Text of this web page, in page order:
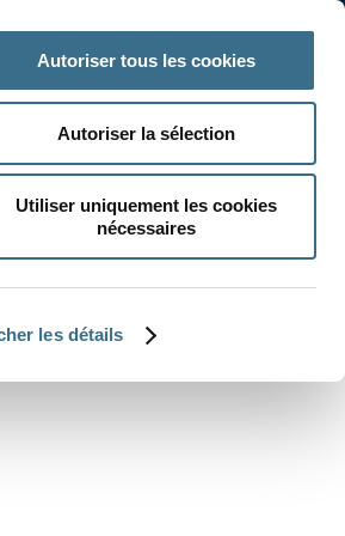
les détails
Autoriser tous les cookies
Autoriser la sélection
Utiliser uniquement les cookies
nécessaires